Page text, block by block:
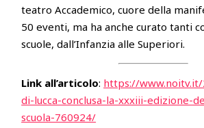
teatro Accademico, cuore della
50 eventi, ma ha anche curato tanti
scuole, dall’Infanzia alle Superiori.
Link all’articolo: https://
di-lucca-conclusa-la-xxxiii-edizione-
scuola-760924/